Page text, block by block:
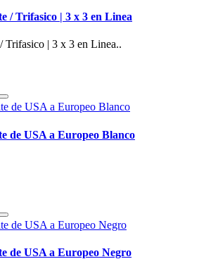
/ Trifasico | 3 x 3 en Linea
Trifasico | 3 x 3 en Linea..
de USA a Europeo Blanco
de USA a Europeo Negro